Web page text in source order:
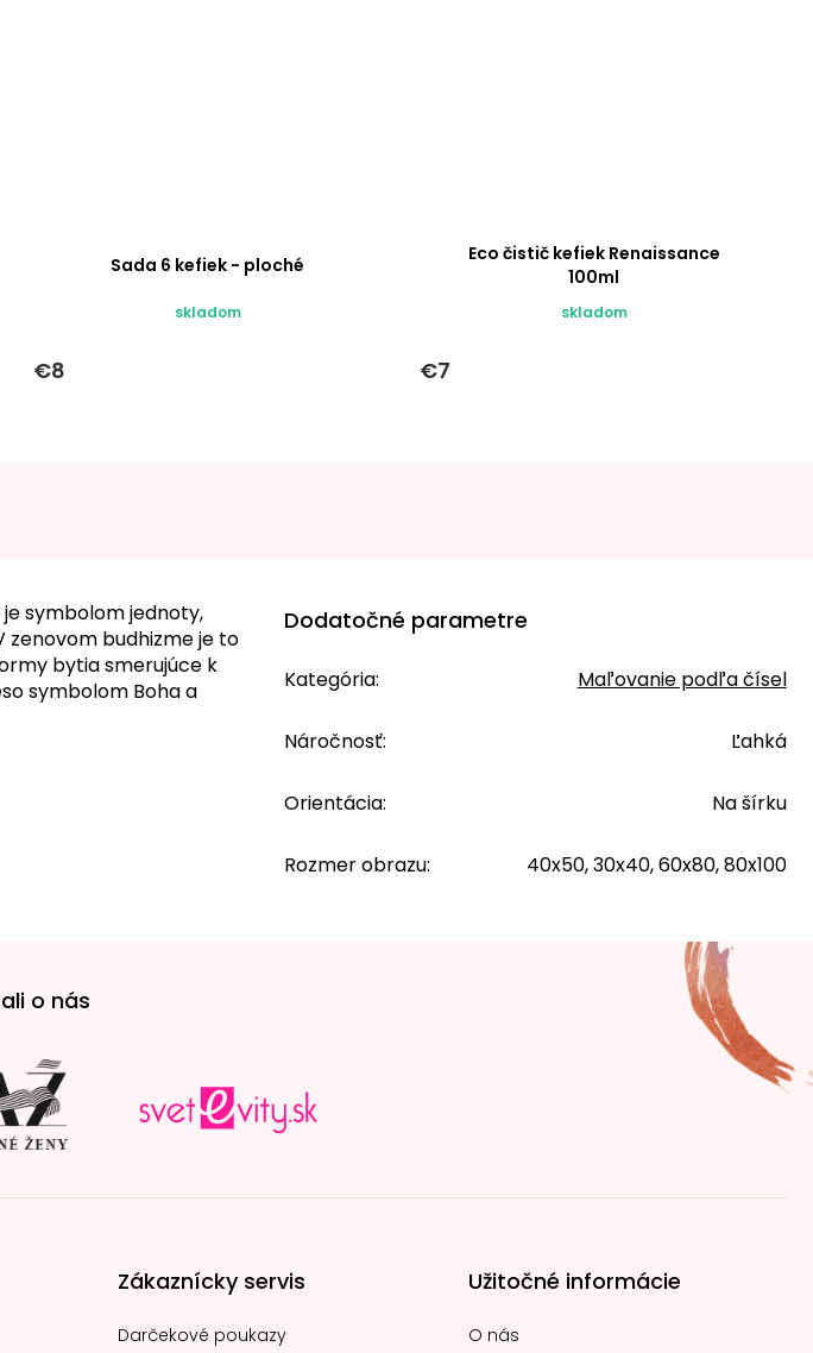
Sada 6 kefiek - ploché
skladom
€8
Eco čistič kefiek Renaissance
100ml
skladom
€7
symbolom jednoty,
zenovom budhizme je to
bytia smerujúce k
symbolom Boha a
Dodatočné parametre
Kategória: Maľovanie podľa čísel
Náročnosť: Ľahká
Orientácia: Na šírku
Rozmer obrazu: 40x50, 30x40, 60x80, 80x100
o nás
Zákaznícky servis
Darčekové poukazy
Užitočné informácie
O nás